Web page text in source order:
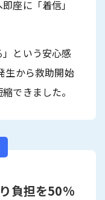
座に「着信」
」という安心感
生から救助開始
できました。
負担を50%